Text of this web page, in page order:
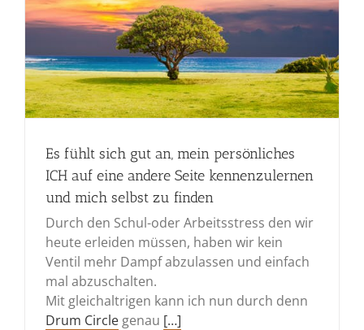
Es fühlt sich gut an, mein persönliches
ICH auf eine andere Seite kennenzulernen
und mich selbst zu finden
Durch den Schul-oder Arbeitsstress den wir
heute erleiden müssen, haben wir kein
Ventil mehr Dampf abzulassen und einfach
mal abzuschalten.
Mit gleichaltrigen kann ich nun durch denn
Drum Circle genau […]